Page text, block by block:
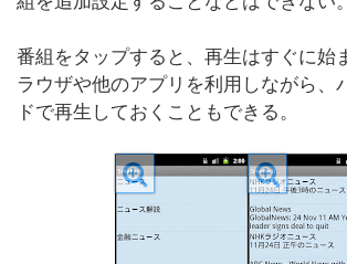
番組をタップすると、再生はすぐに始
ラウザや他のアプリを利用しながら、
ドで再生しておくこともできる。